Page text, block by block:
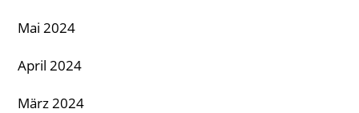
Mai 2024
April 2024
März 2024